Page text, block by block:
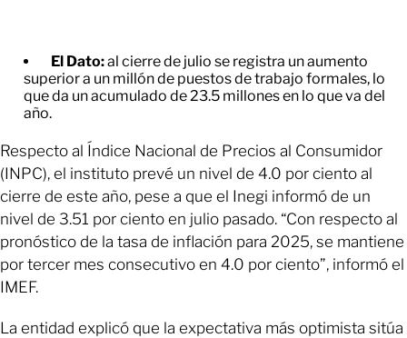
El Dato:al cierre de julio se registra un aumento
superior a un millón de puestos de trabajo formales, lo
que da un acumulado de 23.5 millones en lo que va del
año.
Respecto al Índice Nacional de Precios al Consumidor
(INPC), el instituto prevé un nivel de 4.0 por ciento al
cierre de este año, pese a que el Inegi informó de un
nivel de 3.51 por ciento en julio pasado. “Con respecto al
pronóstico de la tasa de inflación para 2025, se mantiene
por tercer mes consecutivo en 4.0 por ciento”, informó el
IMEF.
La entidad explicó que la expectativa más optimista sitúa